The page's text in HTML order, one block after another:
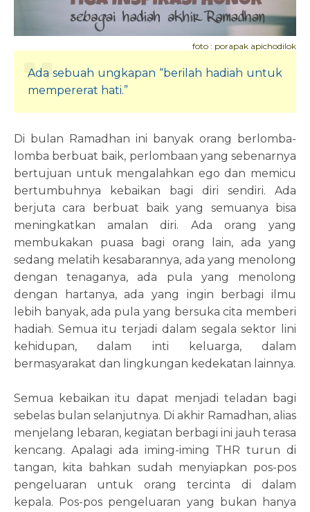
foto : porapak apichodilok
Ada sebuah ungkapan “berilah hadiah untuk
mempererat hati.”
Di bulan Ramadhan ini banyak orang berlomba-
lomba berbuat baik, perlombaan yang sebenarnya
bertujuan untuk mengalahkan ego dan memicu
bertumbuhnya kebaikan bagi diri sendiri. Ada
berjuta cara berbuat baik yang semuanya bisa
meningkatkan amalan diri. Ada orang yang
membukakan puasa bagi orang lain, ada yang
sedang melatih kesabarannya, ada yang menolong
dengan tenaganya, ada pula yang menolong
dengan hartanya, ada yang ingin berbagi ilmu
lebih banyak, ada pula yang bersuka cita memberi
hadiah. Semua itu terjadi dalam segala sektor lini
kehidupan, dalam inti keluarga, dalam
bermasyarakat dan lingkungan kedekatan lainnya.
Semua kebaikan itu dapat menjadi teladan bagi
sebelas bulan selanjutnya. Di akhir Ramadhan, alias
menjelang lebaran, kegiatan berbagi ini jauh terasa
kencang. Apalagi ada iming-iming THR turun di
tangan, kita bahkan sudah menyiapkan pos-pos
pengeluaran untuk orang tercinta di dalam
kepala. Pos-pos pengeluaran yang bukan hanya